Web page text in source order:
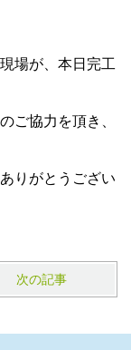
場が、本日完工
ご協力を頂き、
りがとうござい
次の記事